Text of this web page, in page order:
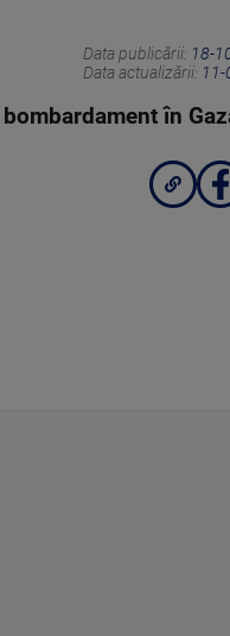
Data publicării: 18-
Data actualizării:
în